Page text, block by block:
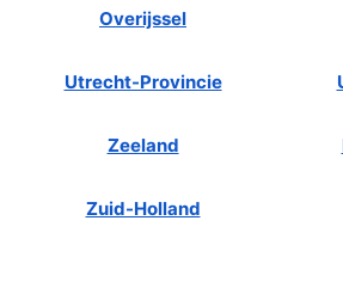
Overijssel
Utrecht-Provincie
Zeeland
Zuid-Holland